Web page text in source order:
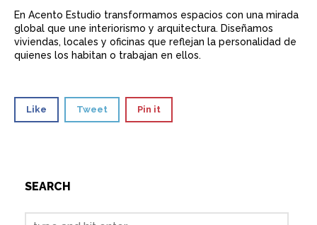
En Acento Estudio transformamos espacios con una mirada
global que une interiorismo y arquitectura. Diseñamos
viviendas, locales y oficinas que reflejan la personalidad de
quienes los habitan o trabajan en ellos.
Like Tweet Pin it
SEARCH